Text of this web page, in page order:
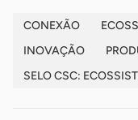
CONEXÃO
INOVAÇÃO
SELO CSC: